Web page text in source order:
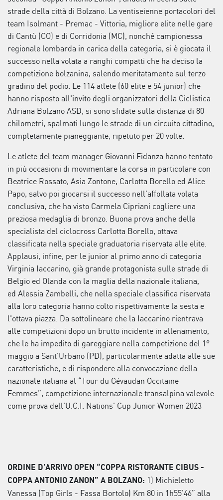
strade della città di Bolzano. La ventiseienne portacolori del
team Isolmant - Premac - Vittoria, migliore elite nelle gare
di Cantù (CO) e di Corridonia (MC), nonché campionessa
regionale lombarda in carica della categoria, si è giocata il
successo nella volata a ranghi compatti che ha deciso la
competizione bolzanina, salendo meritatamente sul terzo
gradino del podio. Le 114 atlete (60 elite e 54 junior) che
hanno risposto all'invito degli organizzatori della Ciclistica
Adriana Bolzano ASD, si sono sfidate sulla distanza di 80
chilometri, spalmati lungo le strade di un circuito cittadino,
completamente pianeggiante, ripetuto per 20 volte.
Le atlete del team manager Giovanni Fidanza hanno tentato
in più occasioni di movimentare la corsa in particolare con
Beatrice Rossato, Asia Zontone, Carlotta Borello ed Alice
Papo, salvo poi giocarsi il successo nell’affollata volata
conclusiva, che ha visto Carmela Cipriani cogliere una
preziosa medaglia di bronzo. Buona prova anche della
specialista del ciclocross Carlotta Borello, ottava
classificata nella speciale graduatoria riservata alle elite.
Applausi, infine, per le junior al primo anno di categoria
Virginia Iaccarino, già grande protagonista sulle strade di
Belgio ed Olanda con la maglia della nazionale italiana,
ed Alessia Zambelli, che nella speciale classifica riservata
alla loro categoria hanno colto rispettivamente la sesta e
l'ottava piazza. Da sottolineare che la Iaccarino rientrava
alle competizioni dopo un brutto incidente in allenamento,
che le ha impedito di gareggiare nella competizione del 1°
maggio a Sant’Urbano (PD), particolarmente adatta alle sue
caratteristiche, e di rispondere alla convocazione della
nazionale italiana al “Tour du Gévaudan Occitaine
Femmes”, competizione internazionale transalpina valevole
come prova dell’U.C.I. Nations’ Cup Junior Women 2023
ORDINE D'ARRIVO OPEN “COPPA RISTORANTE CIBUS -
COPPA ANTONIO ZANON” A BOLZANO: 1) Michieletto
Vanessa (Top Girls - Fassa Bortolo) Km 80 in 1h55’46” alla